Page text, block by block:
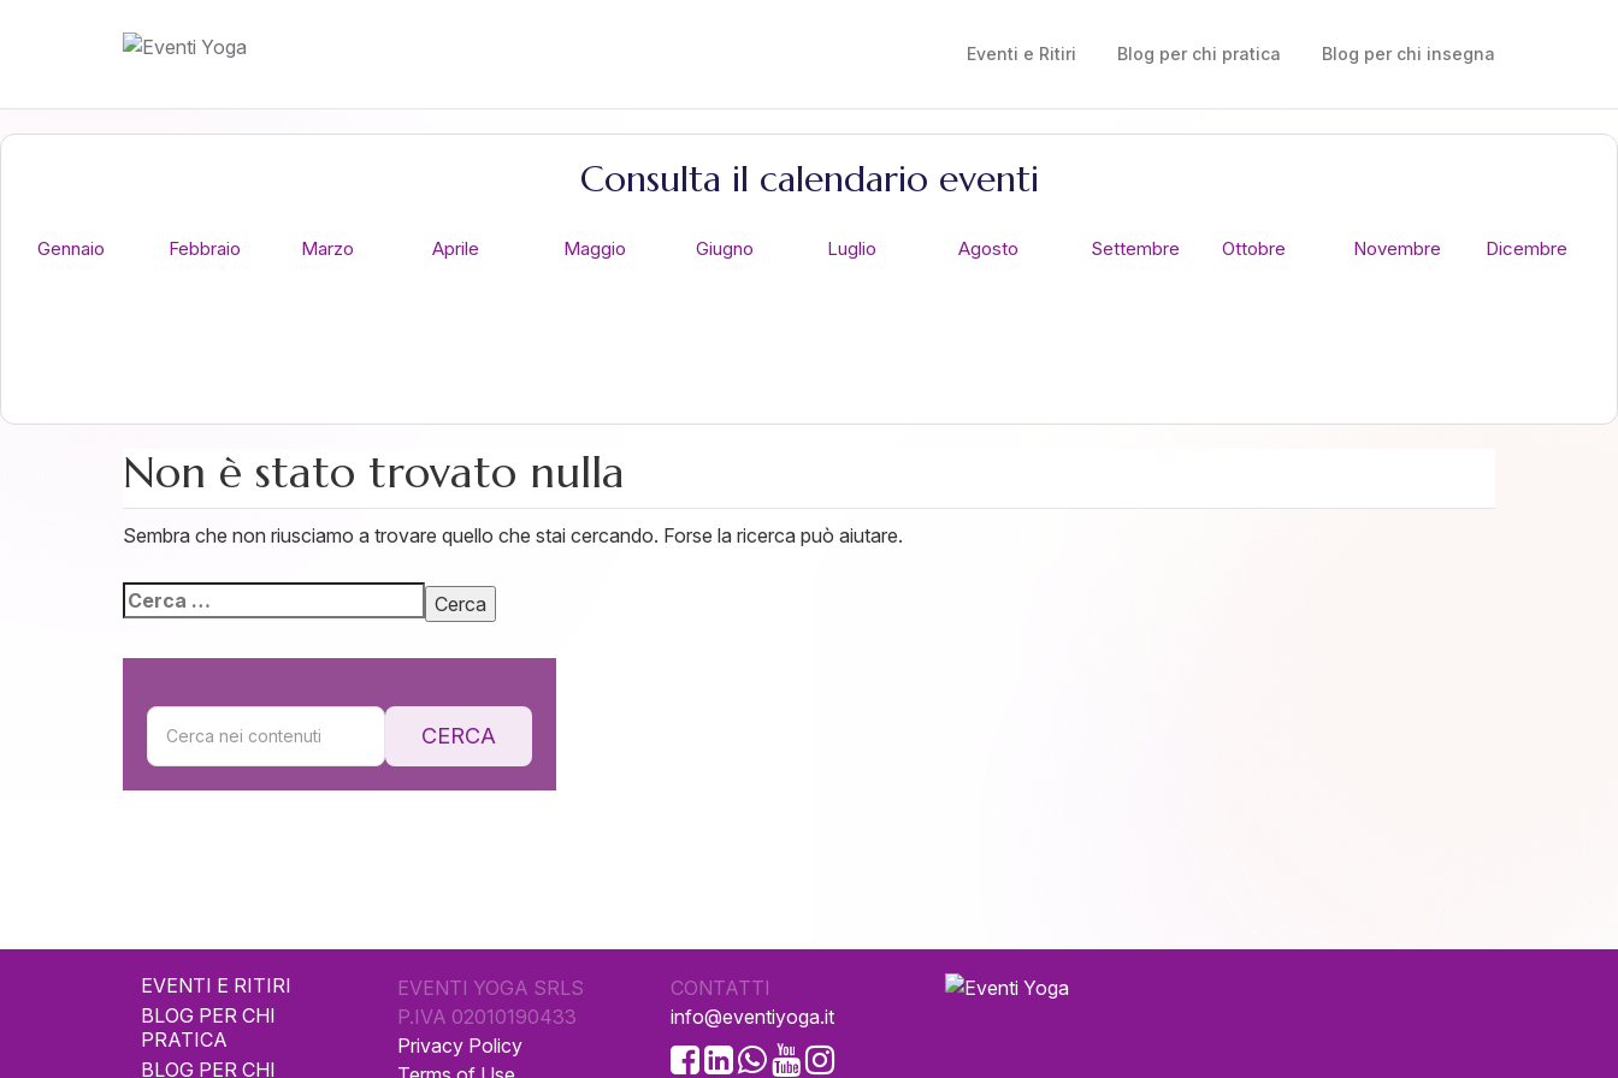
Eventi e Ritiri Blog per chi pratica Blog per chi insegna
Consulta il calendario eventi
Gennaio Febbraio Marzo Aprile Maggio Giugno Luglio Agosto Settembre Ottobre Novembre Dicembre
Non è stato trovato nulla
Sembra che non riusciamo a trovare quello che stai cercando. Forse la ricerca può aiutare.
CERCA
EVENTI E RITIRI
BLOG PER CHI
PRATICA
BLOG PER CHI
EVENTI YOGA SRLS
P.IVA 02010190433
Privacy Policy
CONTATTI
info@eventiyoga.it